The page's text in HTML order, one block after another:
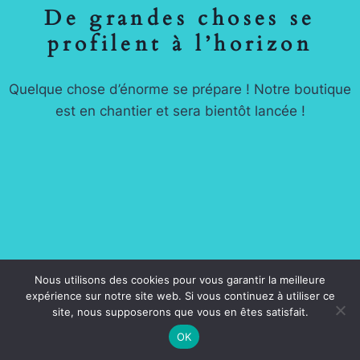
De grandes choses se
profilent à l’horizon
Quelque chose d’énorme se prépare ! Notre boutique
est en chantier et sera bientôt lancée !
© 2026 BECKY'S AMERICAN SHOP -Mentions
Légales -Condition générales de vente
Nous utilisons des cookies pour vous garantir la meilleure
expérience sur notre site web. Si vous continuez à utiliser ce
site, nous supposerons que vous en êtes satisfait.
OK